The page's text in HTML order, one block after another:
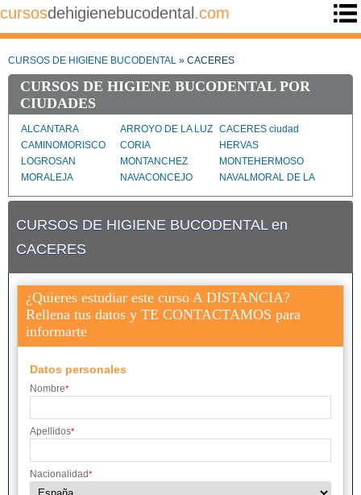
cursosdehigienebucodental .com
CURSOS DE HIGIENE BUCODENTAL » CACERES
CURSOS DE HIGIENE BUCODENTAL POR
CIUDADES
ALCANTARA ARROYO DE LA LUZ CACERES ciudad
CAMINOMORISCO
CORIA
HERVAS
LOGROSAN
MONTANCHEZ
MONTEHERMOSO
MORALEJA
NAVACONCEJO
NAVALMORAL DE LA
MATA
VALENCIA DE
ALCANTARA
CURSOS DE HIGIENE BUCODENTAL en
CACERES
¿Quieres estudiar este curso A DISTANCIA?
Rellena tus datos y TE CONTACTAMOS para
informarte
Datos personales
Nombre*
Apellidos*
Nacionalidad*